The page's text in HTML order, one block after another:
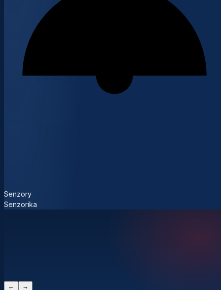
Senzory
Senzorika
← →